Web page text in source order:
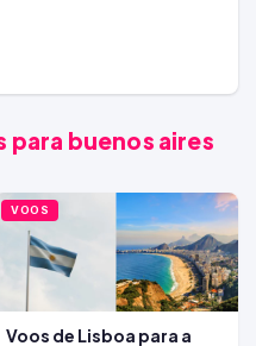
para buenos aires
VOOS
Voos de Lisboa para a